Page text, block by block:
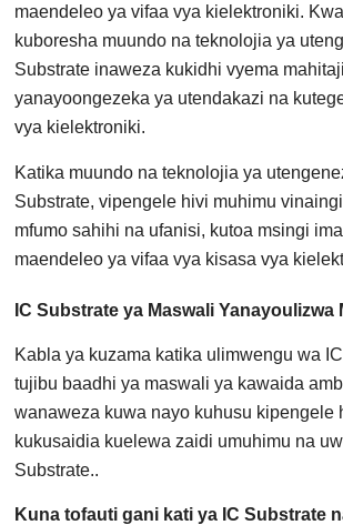
maendeleo ya vifaa vya kielektroniki.
kuboresha muundo na teknolojia ya
Substrate inaweza kukidhi vyema mahitaji
yanayoongezeka ya utendakazi na
vya kielektroniki.
Katika muundo na teknolojia ya
Substrate, vipengele hivi muhimu
mfumo sahihi na ufanisi, kutoa msingi
maendeleo ya vifaa vya kisasa vya
IC Substrate ya Maswali Yanayoulizwa
Kabla ya kuzama katika ulimwengu wa
tujibu baadhi ya maswali ya kawaida
wanaweza kuwa nayo kuhusu kipengele
kukusaidia kuelewa zaidi umuhimu na
Substrate..
Kuna tofauti gani kati ya IC Substrate